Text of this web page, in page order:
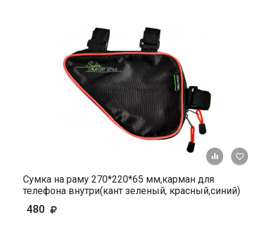
+ К
Сумка на раму 270*220*65 мм,карман для
телефона внутри(кант зеленый, красный,синий)
480